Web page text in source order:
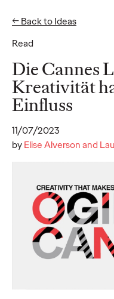
Read
← Back to Ideas
Die Cannes
Kreativität
Einfluss
11/07/2023
byElise Alverson and
Ideas
READ
Loyalty
Dayoan Daumont
Das alte Sprichwort
auf dem dynamischen
More→